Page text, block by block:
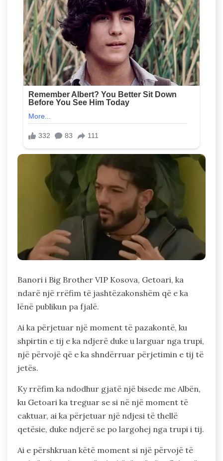
Banori i Big Brother VIP Kosova, Getoari, ka
ndarë një rrëfim të jashtëzakonshëm që e ka
lënë publikun pa fjalë.
Ai ka përjetuar një moment të pazakontë, ku
shpirtin e tij e ka ndjerë duke u larguar nga trupi,
një përvojë që e ka shndërruar përjetimin e tij të
jetës.
Ky rrëfim ka ndodhur gjatë një bisede me Albën,
ku Getoari ka treguar se si në një moment të
caktuar, ai ka përjetuar një ndjesi të thellë
qetësie, duke ndjerë se po largohej nga trupi i tij.
Ai e përshkruan këtë moment si një përvojë të